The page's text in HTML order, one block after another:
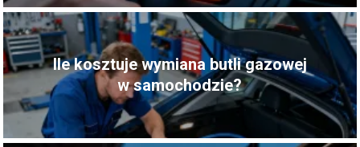
Ile kosztuje wymiana butli gazowej
w samochodzie?